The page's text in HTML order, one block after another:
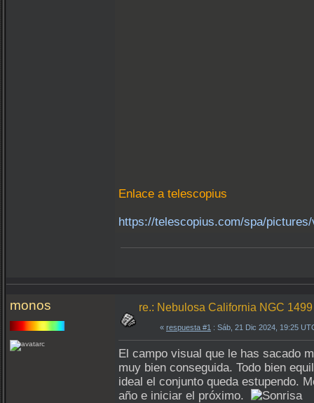
Enlace a telescopius
https://telescopius.com/spa/
monos re.: Nebulosa California NGC 1499
« respuesta #1 : Sáb, 21 Dic 2024, 19:25
El campo visual que le has sacado
muy bien conseguida. Todo bien
ideal el conjunto queda estupendo.
año e iniciar el próximo.